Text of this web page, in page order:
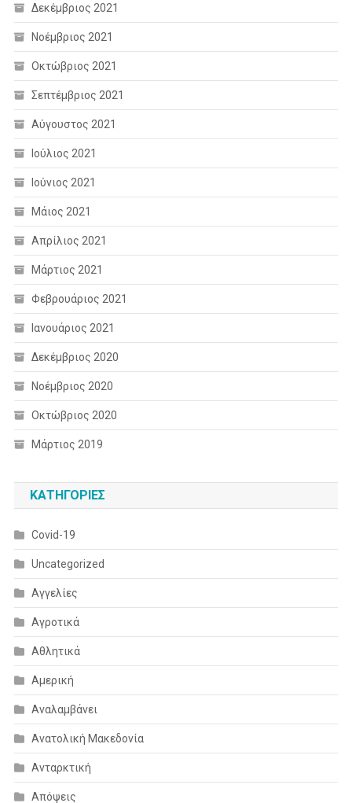
Δεκέμβριος 2021
Νοέμβριος 2021
Οκτώβριος 2021
Σεπτέμβριος 2021
Αύγουστος 2021
Ιούλιος 2021
Ιούνιος 2021
Μάιος 2021
Απρίλιος 2021
Μάρτιος 2021
Φεβρουάριος 2021
Ιανουάριος 2021
Δεκέμβριος 2020
Νοέμβριος 2020
Οκτώβριος 2020
Μάρτιος 2019
KΑΤΗΓΟΡΊΕΣ
Covid-19
Uncategorized
Αγγελίες
Αγροτικά
Αθλητικά
Αμερική
Αναλαμβάνει
Ανατολική Μακεδονία
Ανταρκτική
Απόψεις